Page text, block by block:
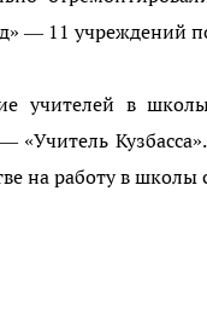
— 11 учреждений
учителей в
«Учитель
на работу в